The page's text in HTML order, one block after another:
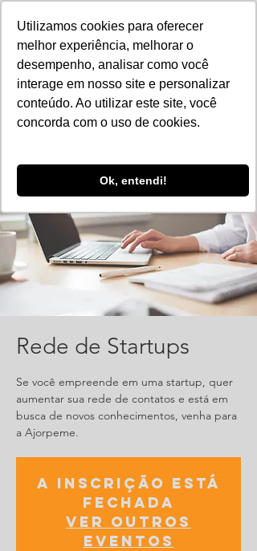
Utilizamos cookies para oferecer
melhor experiência, melhorar o
desempenho, analisar como você
interage em nosso site e personalizar
conteúdo. Ao utilizar este site, você
concorda com o uso de cookies.
Ok, entendi!
Rede de Startups
Se você empreende em uma startup, quer
aumentar sua rede de contatos e está em
busca de novos conhecimentos, venha para
a Ajorpeme.
A inscrição está
fechada
Ver outros
eventos